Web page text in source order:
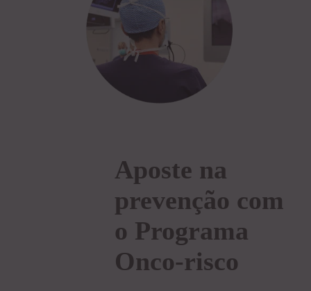
Aposte na
prevenção com
o Programa
Onco-risco